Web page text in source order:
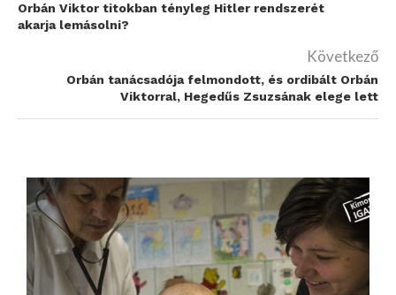
Orbán Viktor titokban tényleg Hitler rendszerét
akarja lemásolni?
Következő
Orbán tanácsadója felmondott, és ordibált Orbán
Viktorral, Hegedűs Zsuzsának elege lett